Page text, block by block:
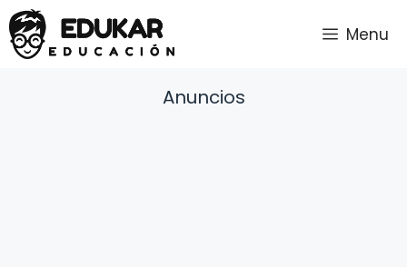
Saltar
al
contenido
Menu
Anuncios